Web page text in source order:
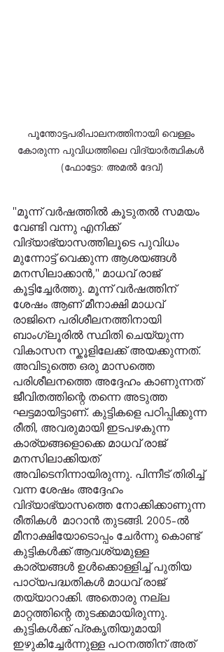
പൂന്തോട്ടപരിപാലനത്തിനായി വെള്ളം
കോരുന്ന പുവിധത്തിലെ വിദ്യാർത്ഥികൾ
(ഫോട്ടോ: അമൽ ദേവ്)
"മൂന്ന് വർഷത്തിൽ കൂടുതൽ സമയം
വേണ്ടി വന്നു എനിക്ക്
വിദ്യാഭ്യാസത്തിലൂടെ പുവിധം
മുന്നോട്ട് വെക്കുന്ന ആശയങ്ങൾ
മനസിലാക്കാൻ," മാധവ് രാജ്
കൂട്ടിച്ചേർത്തു. മൂന്ന് വർഷത്തിന്
ശേഷം ആണ് മീനാക്ഷി മാധവ്
രാജിനെ പരിശീലനത്തിനായി
ബാംഗ്ലൂരിൽ സ്ഥിതി ചെയ്യുന്ന
വികാസന സ്കൂളിലേക്ക് അയക്കുന്നത്.
അവിടുത്തെ ഒരു മാസത്തെ
പരിശീലനത്തെ അദ്ദേഹം കാണുന്നത്
ജീവിതത്തിന്റെ തന്നെ അടുത്ത
ഘട്ടമായിട്ടാണ്. കുട്ടികളെ പഠിപ്പിക്കുന്ന
രീതി, അവരുമായി ഇടപഴകുന്ന
കാര്യങ്ങളൊക്കെ മാധവ് രാജ്
മനസിലാക്കിയത്
അവിടെനിന്നായിരുന്നു. പിന്നീട് തിരിച്ച്
വന്ന ശേഷം അദ്ദേഹം
വിദ്യാഭ്യാസത്തെ നോക്കിക്കാണുന്ന
രീതികൾ  മാറാൻ തുടങ്ങി. 2005-ൽ
മീനാക്ഷിയോടൊപ്പം ചേർന്നു കൊണ്ട്
കുട്ടികൾക്ക് ആവശ്യമുള്ള
കാര്യങ്ങൾ ഉൾക്കൊള്ളിച്ച് പുതിയ
പാഠ്യപദ്ധതികൾ മാധവ് രാജ്
തയ്യാറാക്കി. അതൊരു നല്ല
മാറ്റത്തിന്റെ തുടക്കമായിരുന്നു.
കുട്ടികൾക്ക് പ്രകൃതിയുമായി
ഇഴുകിച്ചേർന്നുള്ള പഠനത്തിന് അത്